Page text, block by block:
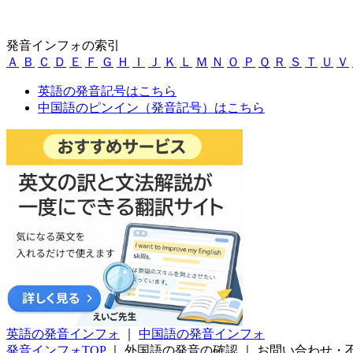
発音インフォの索引
Ａ
Ｂ Ｃ Ｄ Ｅ Ｆ Ｇ Ｈ Ｉ Ｊ Ｋ Ｌ Ｍ Ｎ Ｏ Ｐ Ｑ Ｒ Ｓ Ｔ Ｕ Ｖ
英語の発音記号はこちら
中国語のピンイン（発音記号）はこちら
英語の発音インフォ
中国語の発音インフォ
発音インフォTOP
外国語の発音の確認 お問い合わせ・